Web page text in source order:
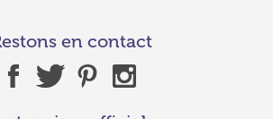
en contact